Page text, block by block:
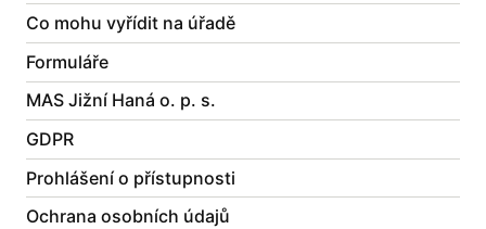
Co mohu vyřídit na úřadě
Formuláře
MAS Jižní Haná o. p. s.
GDPR
Prohlášení o přístupnosti
Ochrana osobních údajů